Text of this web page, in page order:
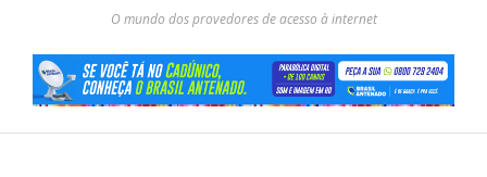
O mundo dos provedores de acesso à internet